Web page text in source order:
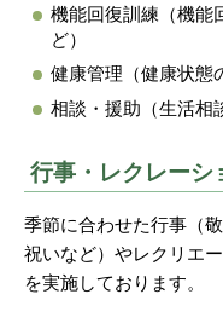
機能回復訓練（機能
ど）
健康管理（健康状態
相談・援助（生活相
行事・レクレーシ
季節に合わせた行事（
祝いなど）やレクリエ
を実施しております。